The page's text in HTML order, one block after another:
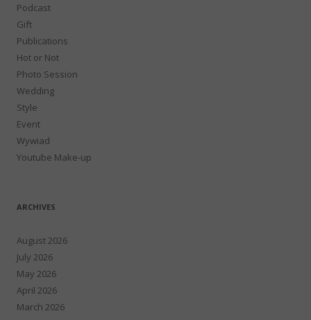
Podcast
Gift
Publications
Hot or Not
Photo Session
Wedding
Style
Event
Wywiad
Youtube Make-up
ARCHIVES
August 2026
July 2026
May 2026
April 2026
March 2026